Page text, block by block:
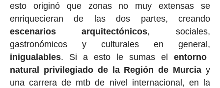
esto originó que zonas no muy extensas se
enriquecieran de las dos partes, creando
escenarios arquitectónicos, sociales,
gastronómicos y culturales en general,
inigualables. Si a esto le sumas elentorno
natural privilegiado de la Región de Murcia y
una carrera de mtb de nivel internacional, en la